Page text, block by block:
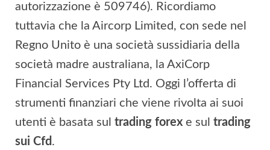
autorizzazione è 509746). Ricordiamo
tuttavia che la Aircorp Limited, con sede nel
Regno Unito è una società sussidiaria della
società madre australiana, la AxiCorp
Financial Services Pty Ltd. Oggi l’offerta di
strumenti finanziari che viene rivolta ai suoi
utenti è basata sul trading forex e sul trading
sui Cfd .